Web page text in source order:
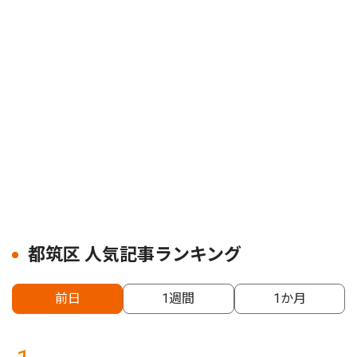
都筑区 人気記事ランキング
前日 1週間 1か月